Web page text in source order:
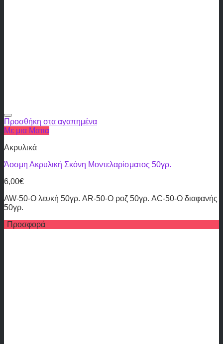
Προσθήκη στα αγαπημένα
Με μια Ματια
Ακρυλικά
Άοσμη Ακρυλική Σκόνη Μοντελαρίσματος 50γρ.
6,00€
AW-50-O λευκή 50γρ. AR-50-O ροζ 50γρ. AC-50-O διαφανής
50γρ.
Προσφορά